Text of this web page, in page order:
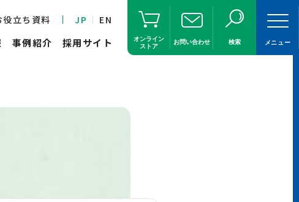
役立ち資料 JP EN
事例紹介 採用サイト
オンライン
ストア
お問い合わせ 検索 メニュー